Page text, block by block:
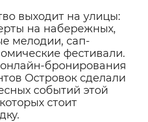
выходит на улицы:
на набережных,
мелодии, сап-
фестивали.
бронирования
Островок сделали
событий этой
стоит